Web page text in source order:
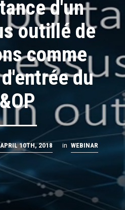
d'un
outillé de
comme
du
10TH, 2018 in WEBINAR